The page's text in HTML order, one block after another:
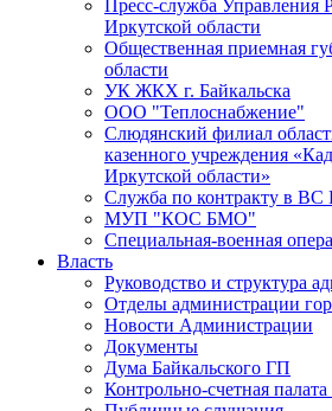
Пресс-служба Управления
Иркутской области
Общественная приемная
области
УК ЖКХ г. Байкальска
ООО "Теплоснабжение"
Слюдянский филиал
казенного учреждения
Иркутской области»
Служба по контракту в ВС
МУП "КОС БМО"
Специальная-военная
Власть
Руководство и структура
Отделы администрации
Новости Администрации
Документы
Дума Байкальского ГП
Контрольно-счетная